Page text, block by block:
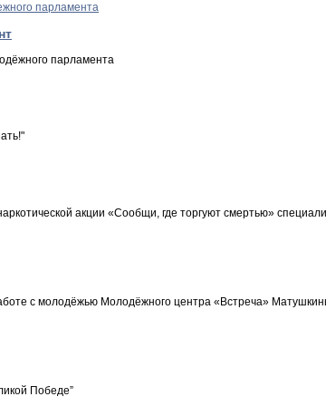
парламента
парламента
акции «Сообщи, где торгуют смертью»
с молодёжью Молодёжного центра «Встреча»
Победе”